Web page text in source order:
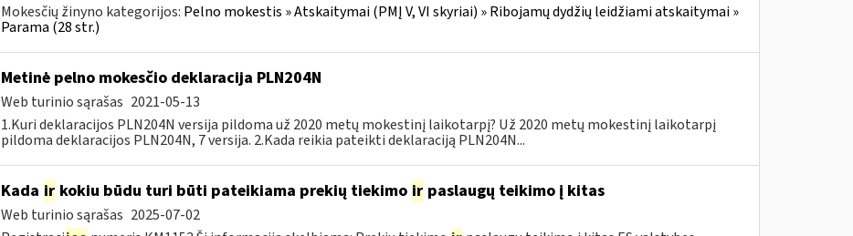
Mokesčių žinyno kategorijos: Pelno mokestis » Atskaitymai (PMĮ V, VI skyriai) » Ribojamų dydžių leidžiami atskaitymai »
Parama (28 str.)
Metinė pelno mokesčio deklaracija PLN204N
Web turinio sąrašas 2021-05-13
1.Kuri deklaracijos PLN204N versija pildoma už 2020 metų mokestinį laikotarpį? Už 2020 metų mokestinį laikotarpį
pildoma deklaracijos PLN204N, 7 versija. 2.Kada reikia pateikti deklaraciją PLN204N...
Kada irkokiu būdu turi būti pateikiama prekių tiekimo irpaslaugų teikimo į kitas
Web turinio sąrašas 2025-07-02